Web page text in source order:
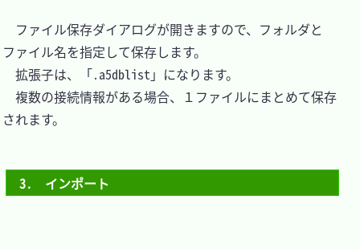
ファイル保存ダイアログが開きますので、フォルダと
ファイル名を指定して保存します。
拡張子は、「.a5dblist」になります。
複数の接続情報がある場合、１ファイルにまとめて保存
されます。
3.　インポート